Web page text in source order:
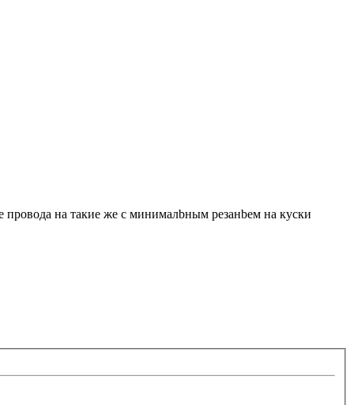
провода на такие же с минималbным резанbем на куски